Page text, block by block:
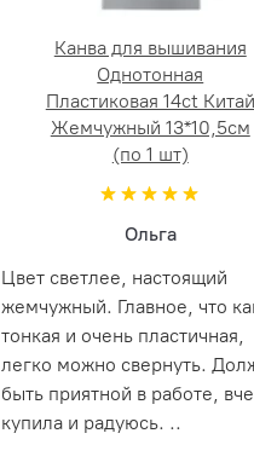
Канва для вышивания
Однотонная
Пластиковая 14ct Китай
Жемчужный 13*10,5см
(по 1 шт)
Ольга
Цвет светлее, настоящий
жемчужный. Главное, что
тонкая и очень пластичная,
легко можно свернуть.
быть приятной в работе,
купила и радуюсь. ..